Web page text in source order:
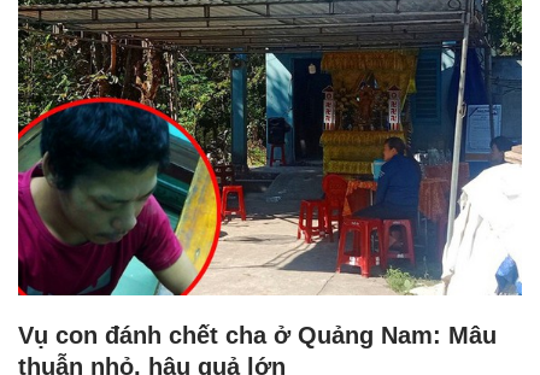
Vụ con đánh chết cha ở Quảng Nam: Mâu
thuẫn nhỏ, hậu quả lớn